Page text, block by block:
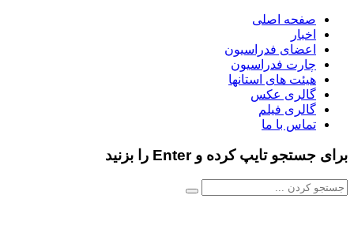
صفحه اصلی
اخبار
اعضای فدراسیون
چارت فدراسیون
هیئت های استانها
گالری عکس
گالری فیلم
تماس با ما
برای جستجو تایپ کرده و Enter را بزنید